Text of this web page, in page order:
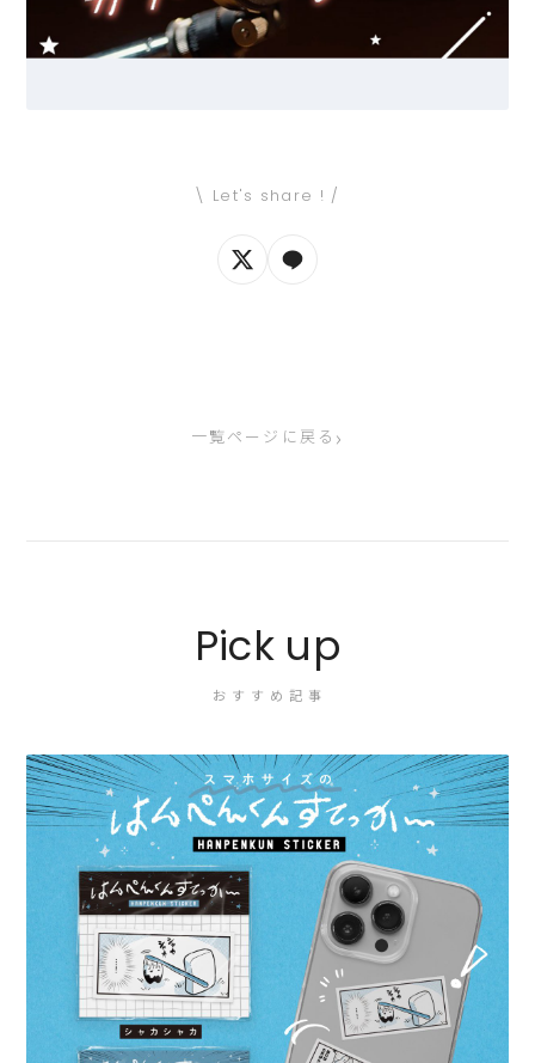
\ Let's share ! /
一覧ページに戻る ›
Pick up
おすすめ記事